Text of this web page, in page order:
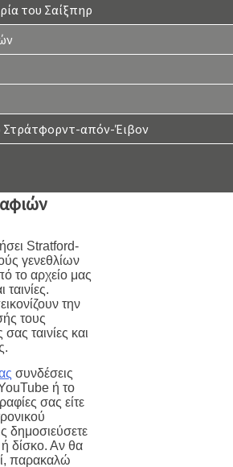
του Σαίξπηρ
Στράτφορντ-απόν-Έιβον
Stratford-
γενεθλίων
το αρχείο μας
την
τους
σας ταινίες και
συνδέσεις
ή το
σας είτε
δημοσιεύσετε
δίσκο. Αν θα
παρακαλώ